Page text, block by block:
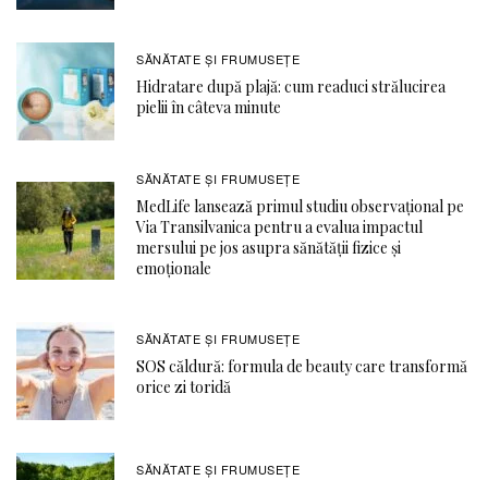
SĂNĂTATE ŞI FRUMUSEȚE
Hidratare după plajă: cum readuci strălucirea
pielii în câteva minute
SĂNĂTATE ŞI FRUMUSEȚE
MedLife lansează primul studiu observațional pe
Via Transilvanica pentru a evalua impactul
mersului pe jos asupra sănătății fizice și
emoționale
SĂNĂTATE ŞI FRUMUSEȚE
SOS căldură: formula de beauty care transformă
orice zi toridă
SĂNĂTATE ŞI FRUMUSEȚE